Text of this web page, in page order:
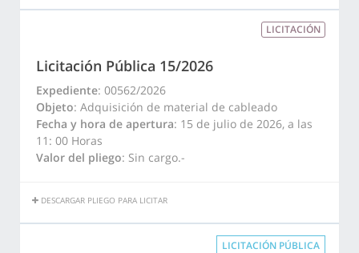
LICITACIÓN
Licitación Pública 15/2026
Expediente: 00562/2026
Objeto: Adquisición de material de cableado
Fecha y hora de apertura: 15 de julio de 2026, a las
11: 00 Horas
Valor del pliego: Sin cargo.-
DESCARGAR PLIEGO PARA LICITAR
LICITACIÓN PÚBLICA